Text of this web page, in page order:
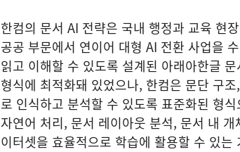
한컴의 문서 AI 전략은 국내 행정과 교육 현
공공 부문에서 연이어 대형 AI 전환 사업을
읽고 이해할 수 있도록 설계된 아래아한글
형식에 최적화돼 있었으나, 한컴은 문단 구
로 인식하고 분석할 수 있도록 표준화된 형
자연어 처리, 문서 레이아웃 분석, 문서 내
이터셋을 효율적으로 학습에 활용할 수 있는